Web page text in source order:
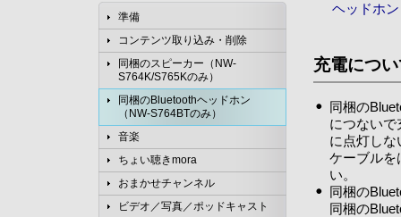
準備
コンテンツ取り込み・削除
同梱のスピーカー（NW-
S764K/S765Kのみ）
同梱のBluetoothヘッドホン
（NW-S764BTのみ）
音楽
ちょい聴きmora
おまかせチャンネル
ビデオ／写真／ポッドキャスト
ヘッドホ
充電につ
同梱の
につないで
に点灯しな
ケーブルを
い。
同梱の
同梱の